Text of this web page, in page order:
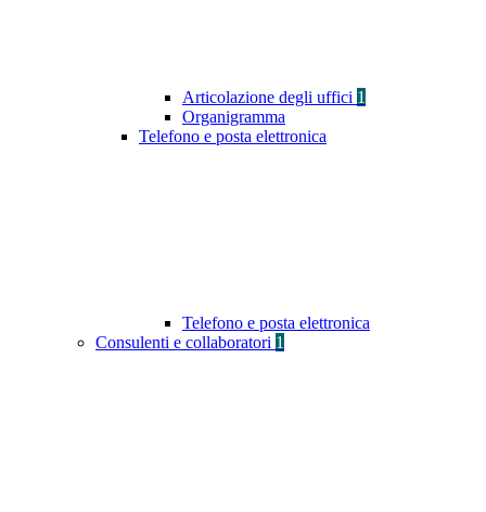
Articolazione degli uffici 1
Organigramma
Telefono e posta elettronica
Telefono e posta elettronica
Consulenti e collaboratori 1